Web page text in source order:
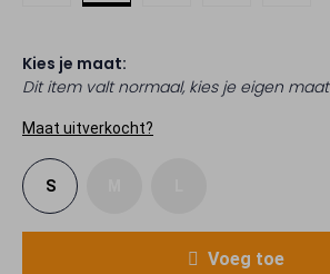
Kies je maat:
Dit item valt normaal, kies je eigen maat
Maat uitverkocht?
S
Voeg toe